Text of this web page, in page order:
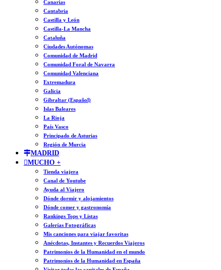
Canarias
Cantabria
Castilla y León
Castilla-La Mancha
Cataluña
Ciudades Autónomas
Comunidad de Madrid
Comunidad Foral de Navarra
Comunidad Valenciana
Extremadura
Galicia
Gibraltar (Español)
Islas Baleares
La Rioja
País Vasco
Principado de Asturias
Región de Murcia
MADRID
MUCHO +
Tienda viajera
Canal de Youtube
Ayuda al Viajero
Dónde dormir y alojamientos
Dónde comer y gastronomía
Rankings Tops y Listas
Galerías Fotográficas
Mis canciones para viajar favoritas
Anécdotas, Instantes y Recuerdos Viajeros
Patrimonios de la Humanidad en el mundo
Patrimonios de la Humanidad en España